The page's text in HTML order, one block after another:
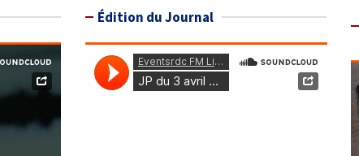
Édition du Journal